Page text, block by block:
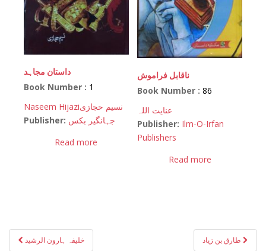
داستان مجاہد
Book Number : 1
Naseem Hijaziنسیم حجازی
Publisher: جہانگیر بکس
Read more
ناقابل فراموش
Book Number :86
عنایت اللہ
Publisher: Ilm-O-Irfan
Publishers
Read more
Postخلیفہ ہارون الرشید